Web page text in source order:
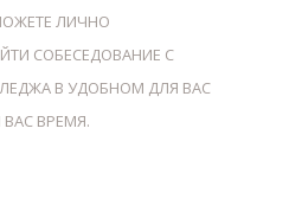
ЛИЧНО
СОБЕСЕДОВАНИЕ С
В УДОБНОМ ДЛЯ ВАС
ВРЕМЯ.